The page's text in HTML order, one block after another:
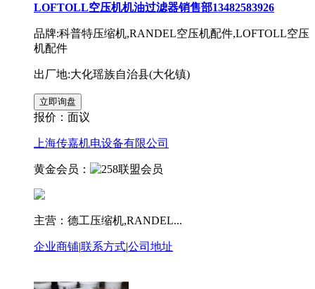
LOFTOLL空压机机油过滤器销售部13482583926
品牌:科普特压缩机,RANDEL空压机配件,LOFTOLL空压
机配件
出厂地:大化瑶族自治县(大化镇)
报价： 面议
上海传嘉机电设备有限公司
黄金会员：
主营：德工压缩机,RANDEL...
企业商铺|联系方式|公司地址